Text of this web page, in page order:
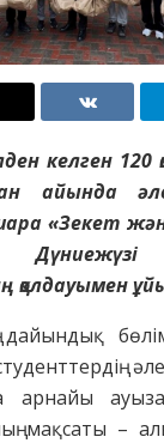
келген 120
айында
«Зекет
қолдауымен
дайындық
арнайы
мақсаты –